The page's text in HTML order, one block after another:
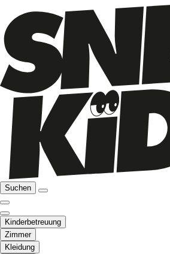
Suchen
Kinderbetreuung
Zimmer
Kleidung